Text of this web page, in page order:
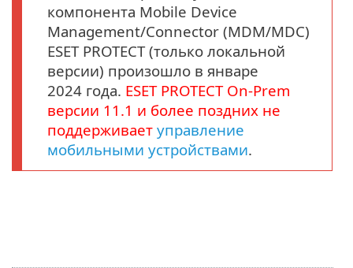
компонента Mobile Device
Management/Connector (MDM/MDC)
ESET PROTECT (только локальной
версии) произошло в январе
2024 года. ESET PROTECT On-Prem
версии 11.1 и более поздних не
поддерживает управление
мобильными устройствами.